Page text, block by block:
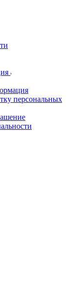
персональных